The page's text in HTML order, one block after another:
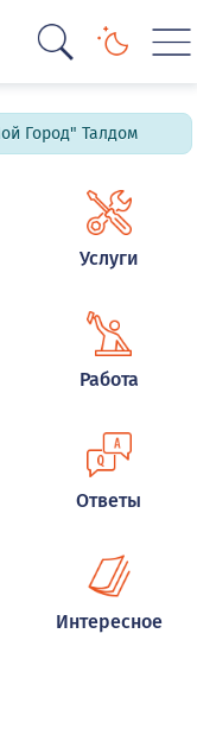
Город" Талдом
Услуги
Работа
Ответы
Интересное